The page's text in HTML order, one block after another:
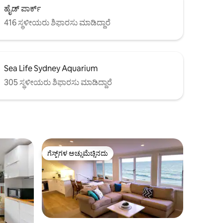
ಹೈಡ್ ಪಾರ್ಕ್
416 ಸ್ಥಳೀಯರು ಶಿಫಾರಸು ಮಾಡಿದ್ದಾರೆ
Sea Life Sydney Aquarium
305 ಸ್ಥಳೀಯರು ಶಿಫಾರಸು ಮಾಡಿದ್ದಾರೆ
ಗೆಸ್ಟ್‌ಗಳ ಅಚ್ಚುಮೆಚ್ಚಿನದು
ಗೆಸ್ಟ್‌ಗಳ ಅಚ್ಚುಮೆಚ್ಚಿನದು